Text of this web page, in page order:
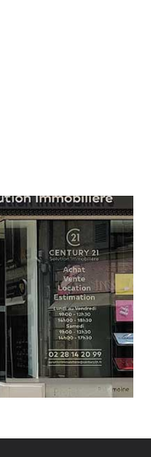
Immobilière